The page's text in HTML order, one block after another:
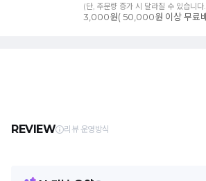
(단, 주문량 증가 시 달라질 수 있습니다
3,000원( 50,000원 이상 무료